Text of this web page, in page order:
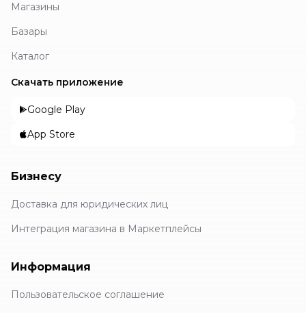
Магазины
Базары
Каталог
Скачать приложение
Google Play
App Store
Бизнесу
Доставка для юридических лиц
Интеграция магазина в Маркетплейсы
Информация
Пользовательское соглашение